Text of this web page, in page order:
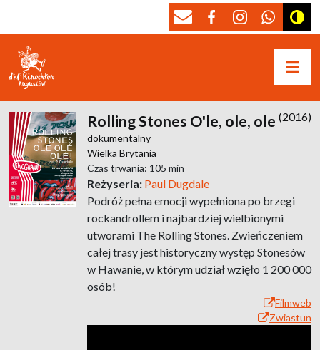
Rolling Stones O'le, ole, ole (2016)
dokumentalny
Wielka Brytania
Czas trwania: 105 min
Reżyseria: Paul Dugdale
Podróż pełna emocji wypełniona po brzegi
rockandrollem i najbardziej wielbionymi
utworami The Rolling Stones. Zwieńczeniem
całej trasy jest historyczny występ Stonesów
w Hawanie, w którym udział wzięło 1 200 000
osób!
Filmweb
Zwiastun